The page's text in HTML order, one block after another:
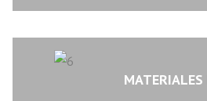
MATERIALES